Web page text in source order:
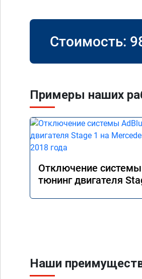
Стоимость:
Примеры наших
Отключение
тюнинг двигателя
Наши